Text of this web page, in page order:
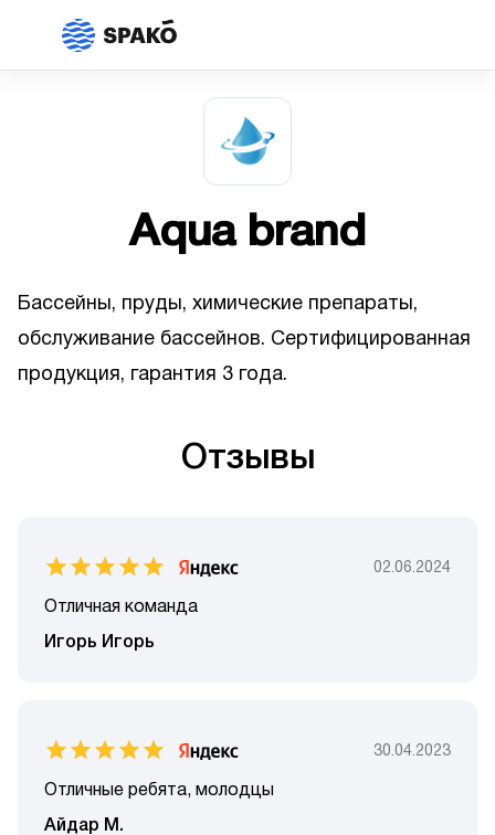
Aqua brand
Бассейны, пруды, химические препараты,
обслуживание бассейнов. Сертифицированная
продукция, гарантия 3 года.
Отзывы
02.06.2024
Отличная команда
Игорь Игорь
30.04.2023
Отличные ребята, молодцы
Айдар М.